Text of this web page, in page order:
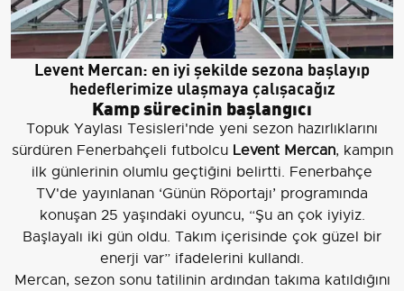
Levent Mercan: en iyi şekilde sezona başlayıp
hedeflerimize ulaşmaya çalışacağız
Kamp sürecinin başlangıcı
Topuk Yaylası Tesisleri'nde yeni sezon hazırlıklarını
sürdüren Fenerbahçeli futbolcu Levent Mercan, kampın
ilk günlerinin olumlu geçtiğini belirtti. Fenerbahçe
TV'de yayınlanan ‘Günün Röportajı’ programında
konuşan 25 yaşındaki oyuncu, “Şu an çok iyiyiz.
Başlayalı iki gün oldu. Takım içerisinde çok güzel bir
enerji var” ifadelerini kullandı.
Mercan, sezon sonu tatilinin ardından takıma katıldığını